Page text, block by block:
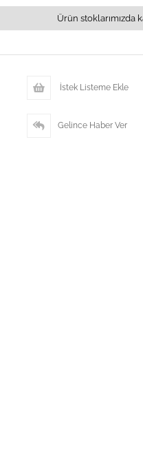
Ürün stoklarımızda
İstek Listeme Ekle
Gelince Haber Ver